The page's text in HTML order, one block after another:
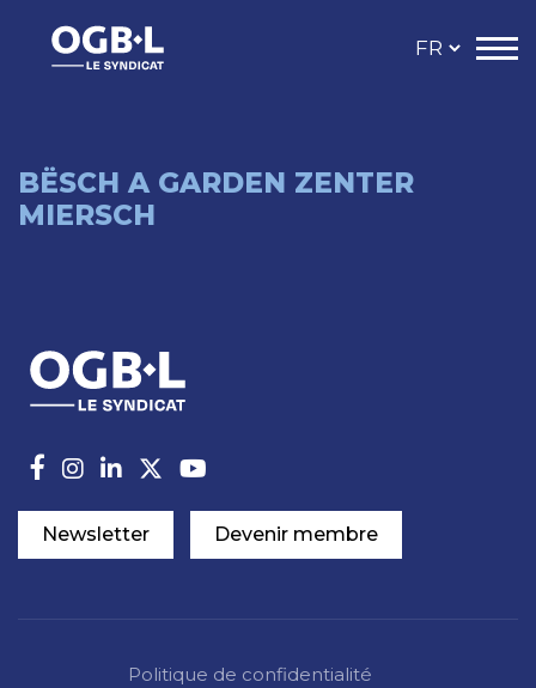
BËSCH A GARDEN ZENTER
MIERSCH
Newsletter Devenir membre
Politique de confidentialité